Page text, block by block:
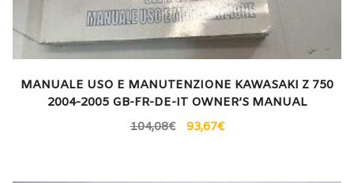
MANUALE USO E MANUTENZIONE KAWASAKI Z 750
2004-2005 GB-FR-DE-IT OWNER’S MANUAL
104,08€ 93,67€